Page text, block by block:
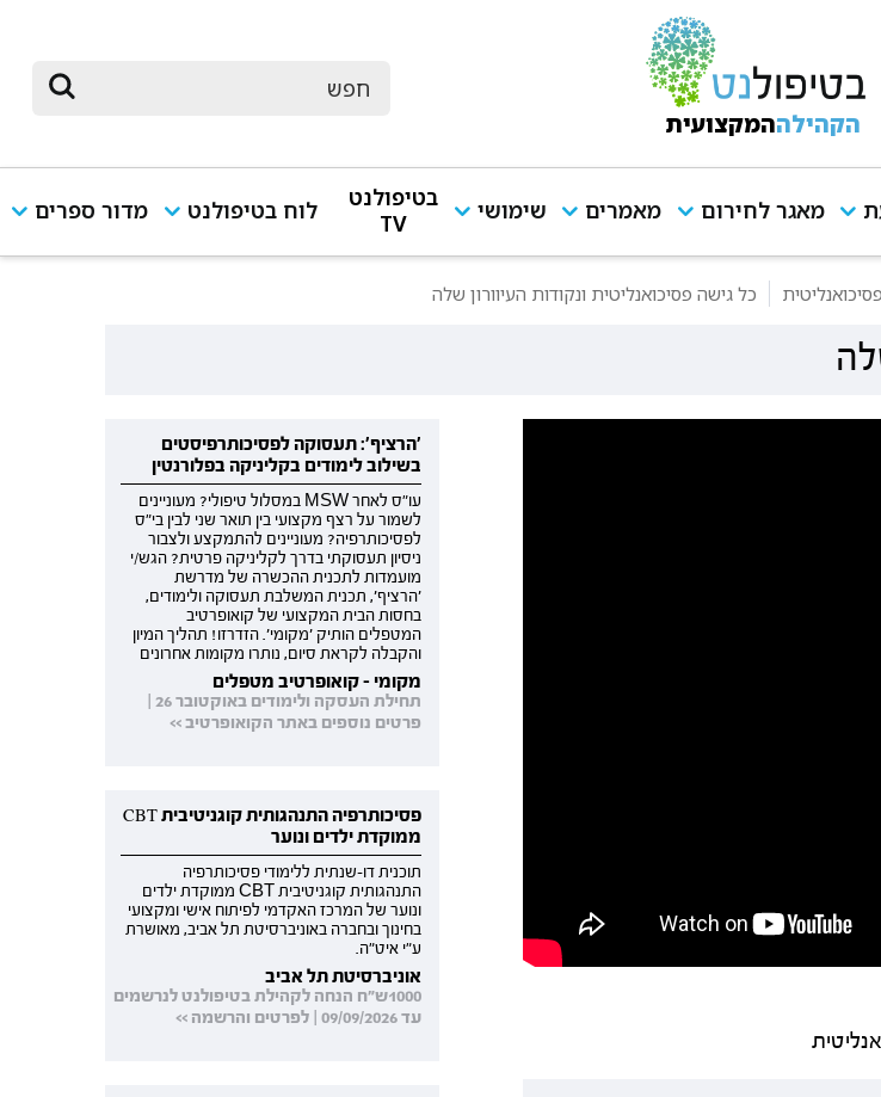
הקהילההמקצועית
מאגר לחירום מאמרים שימושי
בטיפולנט
TV
לוח בטיפולנט מדור ספרים
כל גישה פסיכואנליטית ונקודות העיוורון שלה
'הרציף': תעסוקה לפסיכותרפיסטים
בשילוב לימודים בקליניקה בפלורנטין
עו"ס לאחר MSW במסלול טיפולי? מעוניינים
לשמור על רצף מקצועי בין תואר שני לבין בי"ס
לפסיכותרפיה? מעוניינים להתמקצע ולצבור
ניסיון תעסוקתי בדרך לקליניקה פרטית? הגש/י
מועמדות לתכנית ההכשרה של מדרשת
'הרציף', תכנית המשלבת תעסוקה ולימודים,
בחסות הבית המקצועי של קואופרטיב
המטפלים הותיק 'מקומי'. הזדרזו! תהליך המיון
והקבלה לקראת סיום, נותרו מקומות אחרונים
מקומי - קואופרטיב מטפלים
תחילת העסקה ולימודים באוקטובר 26 |
פרטים נוספים באתר הקואופרטיב >>
פסיכותרפיה התנהגותית קוגניטיבית CBT
ממוקדת ילדים ונוער
תוכנית דו-שנתית ללימודי פסיכותרפיה
התנהגותית קוגניטיבית CBT ממוקדת ילדים
ונוער של המרכז האקדמי לפיתוח אישי ומקצועי
בחינוך ובחברה באוניברסיטת תל אביב, מאושרת
ע"י איט"ה.
אוניברסיטת תל אביב
1000ש"ח הנחה לקהילת בטיפולנט לנרשמים
עד 09/09/2026 | לפרטים והרשמה >>